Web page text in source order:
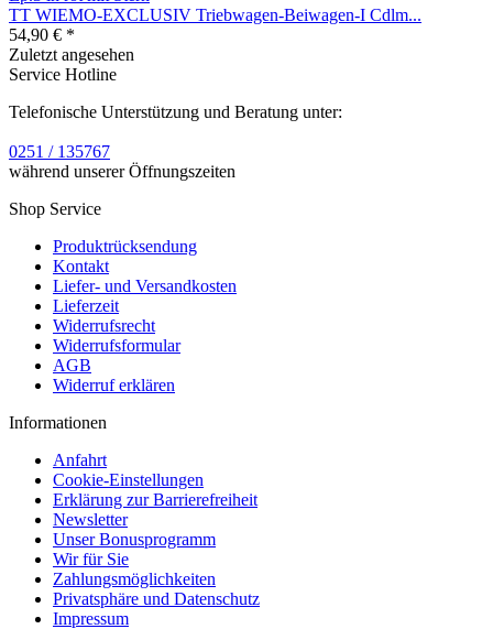
TT WIEMO-EXCLUSIV Triebwagen-Beiwagen-I Cdlm...
54,90 € *
Zuletzt angesehen
Service Hotline
Telefonische Unterstützung und Beratung unter:
0251 / 135767
während unserer Öffnungszeiten
Shop Service
Produktrücksendung
Kontakt
Liefer- und Versandkosten
Lieferzeit
Widerrufsrecht
Widerrufsformular
AGB
Widerruf erklären
Informationen
Anfahrt
Cookie-Einstellungen
Erklärung zur Barrierefreiheit
Newsletter
Unser Bonusprogramm
Wir für Sie
Zahlungsmöglichkeiten
Privatsphäre und Datenschutz
Impressum